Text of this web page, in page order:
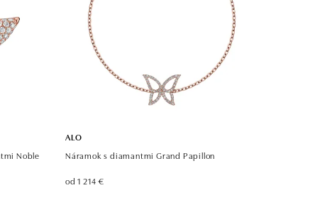
Noble
ALO
Náramok s diamantmi Grand Papillon
od 1 214 €